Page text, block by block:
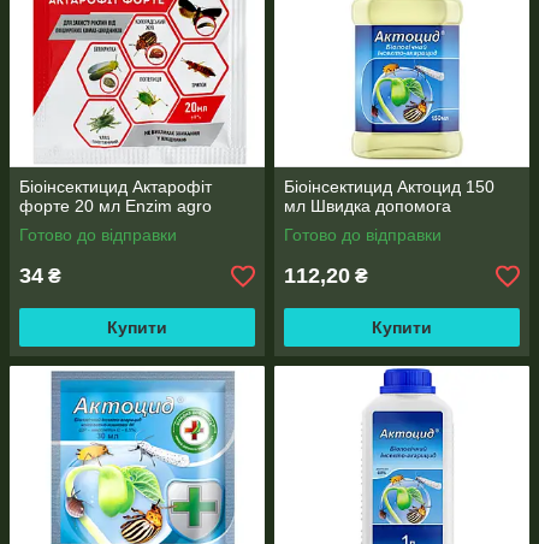
Біоінсектицид Актарофіт
форте 20 мл Enzim agro
Готово до відправки
34 ₴
Купити
Біоінсектицид Актоцид 150
мл Швидка допомога
Готово до відправки
112,20 ₴
Купити